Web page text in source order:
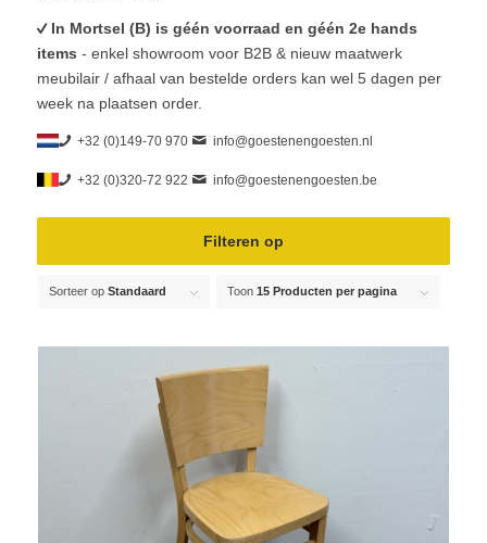
In Mortsel (B) is géén voorraad en géén 2e hands
items - enkel showroom voor B2B & nieuw maatwerk
meubilair / afhaal van bestelde orders kan wel 5 dagen per
week na plaatsen order.
+32 (0)149-70 970 info@goestenengoesten.nl
+32 (0)320-72 922 info@goestenengoesten.be
Filteren op
Sorteer op Standaard Toon 15 Producten per pagina